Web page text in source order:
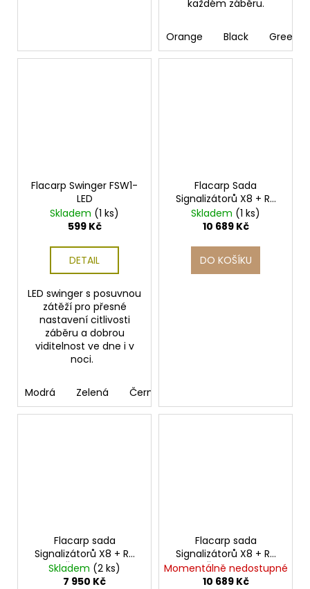
každém záběru.
Orange Black Green
Flacarp Swinger FSW1-
LED
Skladem (1 ks)
599 Kč
DETAIL
LED swinger s posuvnou
zátěží pro přesné
nastavení citlivosti
záběru a dobrou
viditelnost ve dne i v
noci.
Modrá Zelená Černá
Flacarp Sada
Signalizátorů X8 + RX
3+1 Khaki
Skladem (1 ks)
10 689 Kč
DO KOŠÍKU
Flacarp sada
Signalizátorů X8 + RX
2+1 Šedá Granit
Skladem (2 ks)
7 950 Kč
Flacarp sada
Signalizátorů X8 + RX
3+1 Šedá Granit
Momentálně nedostupné
10 689 Kč